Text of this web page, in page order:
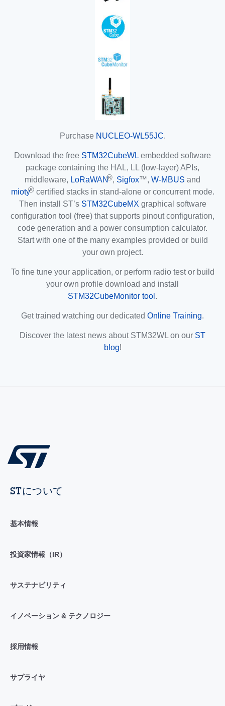
Purchase NUCLEO-WL55JC.
Download the free STM32CubeWL embedded software
package containing the HAL, LL (low-layer) APIs,
middleware, LoRaWAN®, Sigfox™, W-MBUS and
mioty®certified stacks in stand-alone or concurrent mode.
Then install ST’s STM32CubeMX graphical software
configuration tool (free) that supports pinout configuration,
code generation and a power consumption calculator.
Start with one of the many examples provided or build
your own project.
To fine tune your application, or perform radio test or build
your own profile download and install
STM32CubeMonitor tool .
Get trained watching our dedicated Online Training.
Discover the latest news about STM32WL on our ST
blog!
STについて
基本情報
投資家情報（IR）
サステナビリティ
イノベーション & テクノロジー
採用情報
サプライヤ